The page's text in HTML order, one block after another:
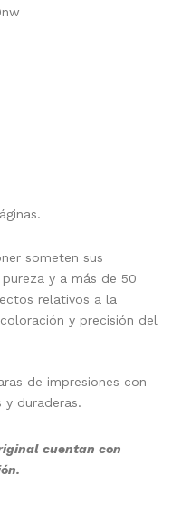
someten sus
y a más de 50
relativos a la
y precisión del
de impresiones con
y duraderas.
cuentan con